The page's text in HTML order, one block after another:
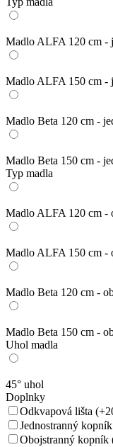
Madlo ALFA 120 cm -
Madlo ALFA 150 cm -
Madlo Beta 120 cm -
Madlo Beta 150 cm -
Typ madla
Madlo ALFA 120 cm -
Madlo ALFA 150 cm -
Madlo Beta 120 cm -
Madlo Beta 150 cm -
Uhol madla
45° uhol
Doplnky
Odkvapová lišta
Jednostranný kopník
Obojstranný kopník